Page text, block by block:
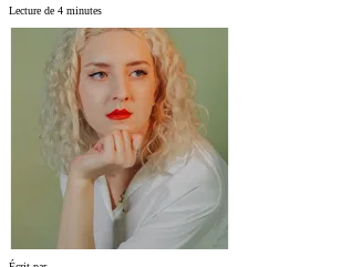
Lecture de 4 minutes